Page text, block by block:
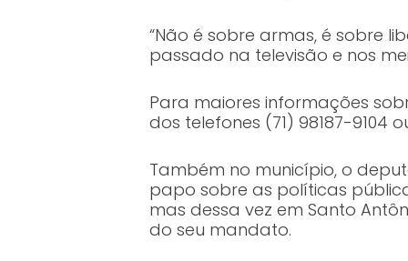
“Não é sobre armas, é sobre
passado na televisão e nos
Para maiores informações
dos telefones (71) 98187-9104
Também no município, o
papo sobre as políticas
mas dessa vez em Santo
do seu mandato.